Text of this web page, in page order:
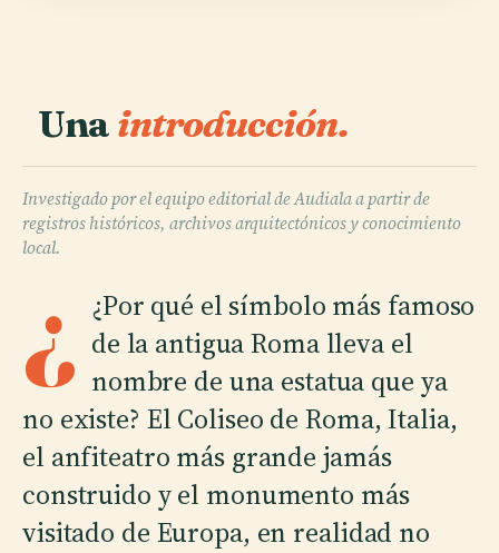
Unaintroducción.
Investigado por el equipo editorial de Audiala a partir de
registros históricos, archivos arquitectónicos y conocimiento
local.
¿ ¿Por qué el símbolo más famoso
de la antigua Roma lleva el
nombre de una estatua que ya
no existe? El Coliseo de Roma, Italia,
el anfiteatro más grande jamás
construido y el monumento más
visitado de Europa, en realidad no